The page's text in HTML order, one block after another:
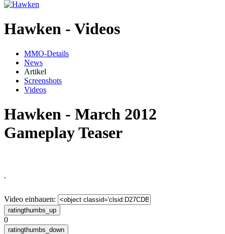
Hawken - Videos
MMO-Details
News
Artikel
Screenshots
Videos
Hawken - March 2012
Gameplay Teaser
.
Video einbauen:
0